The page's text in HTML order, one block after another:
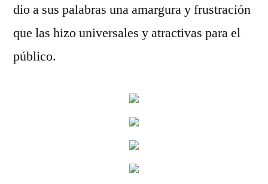
dio a sus palabras una amargura y frustración
que las hizo universales y atractivas para el
público.